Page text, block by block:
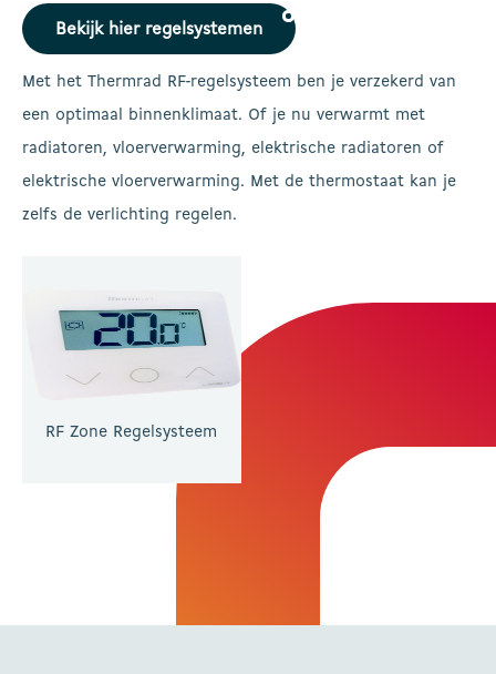
Bekijk hier regelsystemen
Met het Thermrad RF-regelsysteem ben je verzekerd van
een optimaal binnenklimaat. Of je nu verwarmt met
radiatoren, vloerverwarming, elektrische radiatoren of
elektrische vloerverwarming. Met de thermostaat kan je
zelfs de verlichting regelen.
RF Zone Regelsysteem